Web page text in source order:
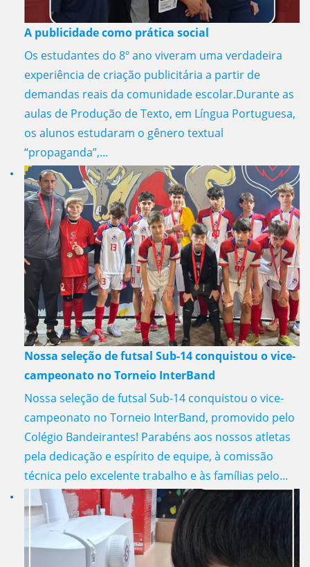
A publicidade como prática social
Os estudantes do 8º ano viveram uma verdadeira
experiência de criação publicitária a partir de
demandas reais da comunidade escolar.Durante as
aulas de Produção de Texto, em Língua Portuguesa,
os alunos estudaram o gênero textual
“propaganda”,...
Nossa seleção de futsal Sub-14 conquistou o vice-
campeonato no Torneio InterBand
Nossa seleção de futsal Sub-14 conquistou o vice-
campeonato no Torneio InterBand, promovido pelo
Colégio Bandeirantes! Parabéns aos nossos atletas
pela dedicação e espírito de equipe, à comissão
técnica pelo excelente trabalho e às famílias pelo...